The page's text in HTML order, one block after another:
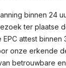
binnen 24
ter plaatse
attest
onze erkende
betrouwbare